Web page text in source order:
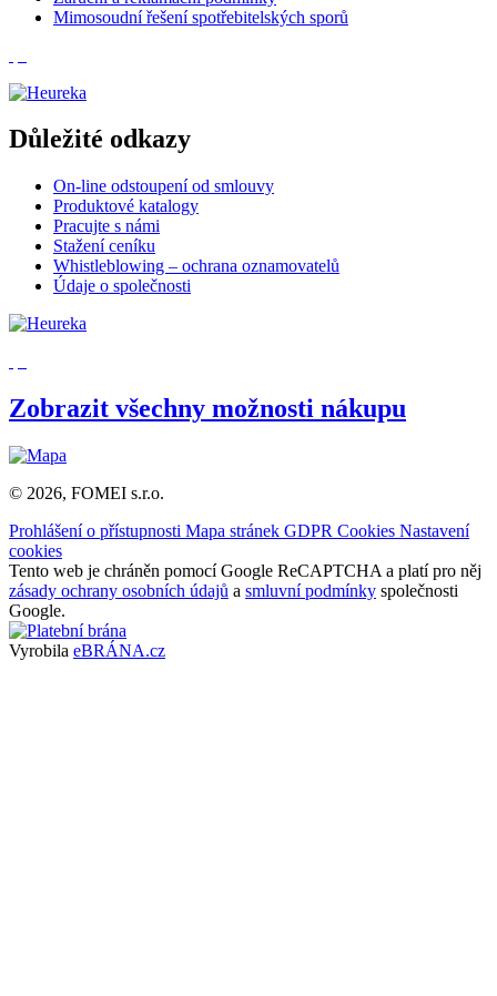
Mimosoudní řešení spotřebitelských sporů
Důležité odkazy
On-line odstoupení od smlouvy
Produktové katalogy
Pracujte s námi
Stažení ceníku
Whistleblowing – ochrana oznamovatelů
Údaje o společnosti
Zobrazit všechny možnosti nákupu
© 2026, FOMEI s.r.o.
Prohlášení o přístupnosti Mapa stránek GDPR Cookies Nastavení
cookies
Tento web je chráněn pomocí Google ReCAPTCHA a platí pro něj
zásady ochrany osobních údajů a smluvní podmínky společnosti
Google.
Vyrobila eBRÁNA.cz